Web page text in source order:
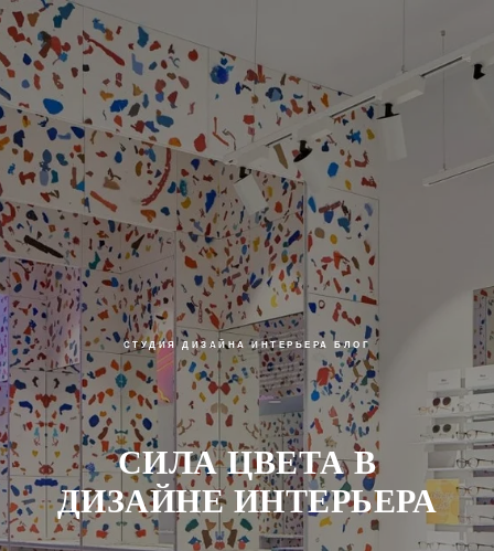
СТУДИЯ ДИЗАЙНА ИНТЕРЬЕРА БЛОГ
СИЛА ЦВЕТА В
ДИЗАЙНЕ ИНТЕРЬЕРА